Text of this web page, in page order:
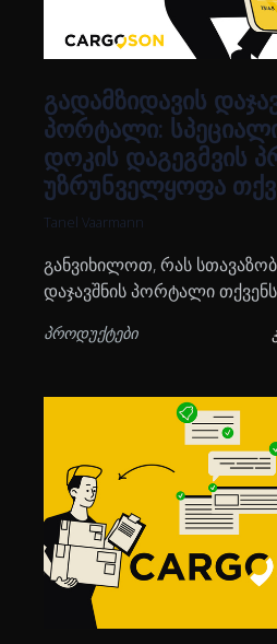
გადამზიდავის
პორტალი:
დოკის დაგეგმვის
უზრუნველყოფა
Tanel Vaarmann
განვიხილოთ, რას
დაჯავშნის პორტალი თქვენს
პროდუქტები